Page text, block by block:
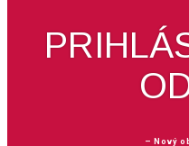
– Nový